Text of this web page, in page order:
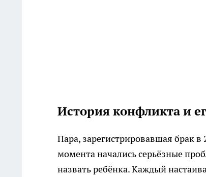
История конфликта и
Пара, зарегистрировавшая брак
момента начались серьёзные
назвать ребёнка. Каждый